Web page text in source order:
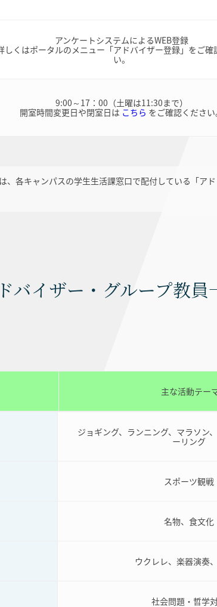
アンケートシステムによるWEB登録
しくはポータルのメニュー「アドバイザー登録」をご確
い。
9:00～17：00（土曜は11:30まで）
開室時間変更日や閉室日は こちら をご確認くださ
、各キャンパスの学生生活課窓口で配付している「ア
イザー・グループ教員
主な活動テー
ジョギング、ランニング、マラソン
ーリング
スポーツ観戦
名物、食文化
ウクレレ、楽器演奏
社会問題・哲学